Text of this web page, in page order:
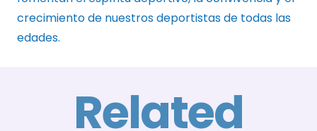
crecimiento de nuestros deportistas de todas las
edades.
Related